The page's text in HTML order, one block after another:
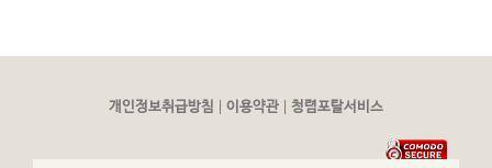
개인정보취급방침 이용약관 청렴포탈서비스